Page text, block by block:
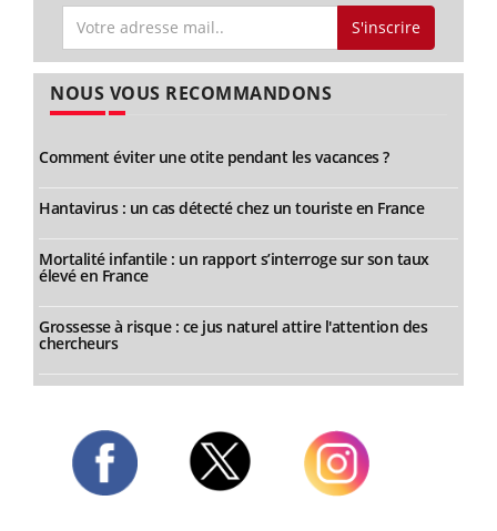
S'inscrire
NOUS VOUS RECOMMANDONS
Comment éviter une otite pendant les vacances ?
Hantavirus : un cas détecté chez un touriste en France
Mortalité infantile : un rapport s’interroge sur son taux
élevé en France
Grossesse à risque : ce jus naturel attire l'attention des
chercheurs